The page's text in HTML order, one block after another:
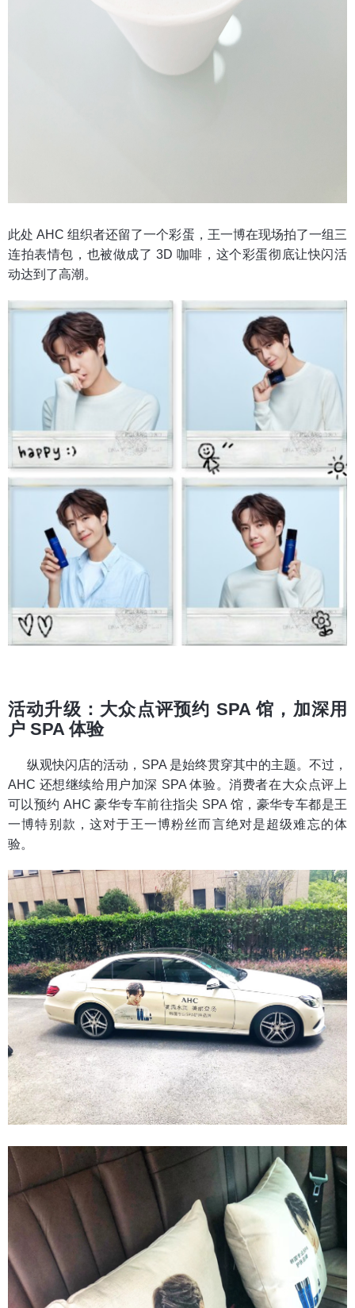
此处 AHC 组织者还留了一个彩蛋，王一博在现场拍了一组三
连拍表情包，也被做成了 3D 咖啡，这个彩蛋彻底让快闪活
动达到了高潮。
活动升级：大众点评预约 SPA 馆，加深用
户 SPA 体验
纵观快闪店的活动，SPA 是始终贯穿其中的主题。不过，
AHC 还想继续给用户加深 SPA 体验。消费者在大众点评上
可以预约 AHC 豪华专车前往指尖 SPA 馆，豪华专车都是王
一博特别款，这对于王一博粉丝而言绝对是超级难忘的体
验。